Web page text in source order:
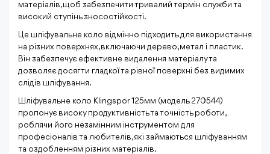
матеріалів, щоб забезпечити тривалий термін служби та
високий ступінь зносостійкості.
Це шліфувальне коло відмінно підходить для використання
на різних поверхнях, включаючи дерево, метал і пластик.
Він забезпечує ефективне видалення матеріалу та
дозволяє досягти гладкої та рівної поверхні без видимих
слідів шліфування.
Шліфувальне коло Klingspor 125мм (модель 270544)
пропонує високу продуктивність та точність роботи,
роблячи його незамінним інструментом для
професіоналів та любителів, які займаються шліфуванням
та оздобленням різних матеріалів.